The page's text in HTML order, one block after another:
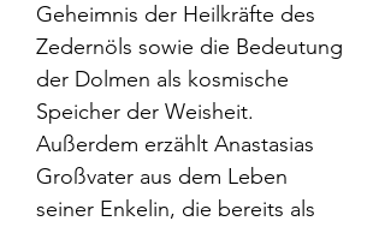
Geheimnis der Heilkräfte des
Zedernöls sowie die Bedeutung
der Dolmen als kosmische
Speicher der Weisheit.
Außerdem erzählt Anastasias
Großvater aus dem Leben
seiner Enkelin, die bereits als